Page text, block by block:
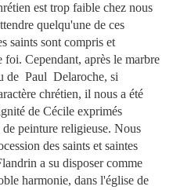
est trop faible chez nous
quelqu'une de ces
saints sont compris et
foi. Cependant, après le marbre
de Paul Delaroche, si
chrétien, il nous a été
de Cécile exprimés
peinture religieuse. Nous
des saints et saintes
a su disposer comme
harmonie, dans l'église de